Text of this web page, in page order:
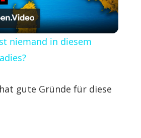
Video
niemand in diesem
gute Gründe für diese